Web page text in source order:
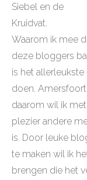
Siebel en de
Kruidvat.
Waarom ik mee
deze bloggers
is het
doen.
daarom wil ik
plezier andere
is. Door leuke
te maken wil ik
brengen die het